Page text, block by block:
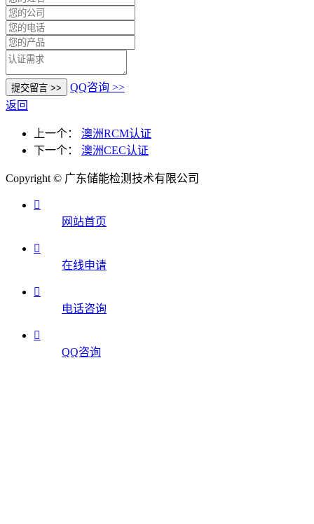
QQ咨询 >>
返回
上一个： 澳洲RCM认证
下一个： 澳洲CEC认证
Copyright © 广东储能检测技术有限公司

网站首页

在线申请

电话咨询

QQ咨询